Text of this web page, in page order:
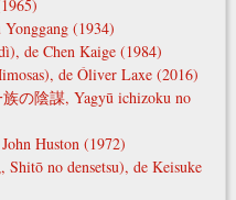
(1934)
de Chen Kaige (1984)
de Óliver Laxe (2016)
の陰謀, Yagyū ichizoku no
Huston (1972)
no densetsu), de Keisuke